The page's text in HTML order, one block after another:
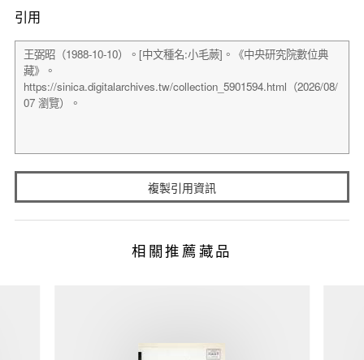
引用
複製引用資訊
相關推薦藏品